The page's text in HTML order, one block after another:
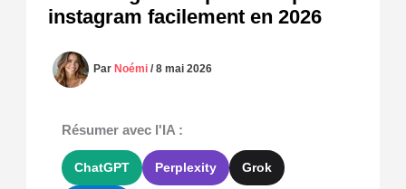
instagram facilement en 2026
ParNoémi/8 mai 2026
Résumer avec l'IA :
ChatGPT Perplexity Grok